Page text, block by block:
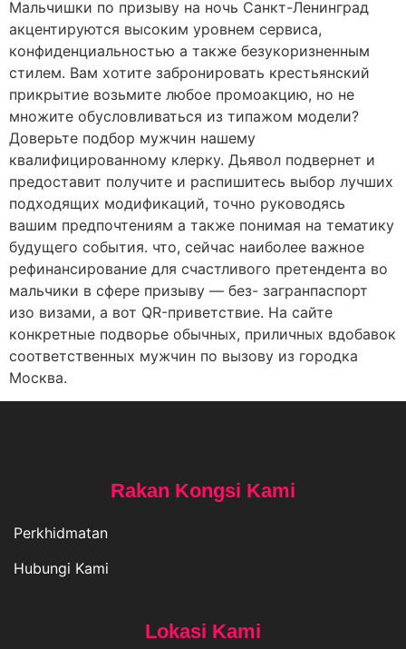
Мальчишки по призыву на ночь Санкт-Ленинград
акцентируются высоким уровнем сервиса,
конфиденциальностью а также безукоризненным
стилем. Вам хотите забронировать крестьянский
прикрытие возьмите любое промоакцию, но не
множите обусловливаться из типажом модели?
Доверьте подбор мужчин нашему
квалифицированному клерку. Дьявол подвернет и
предоставит получите и распишитесь выбор лучших
подходящих модификаций, точно руководясь
вашим предпочтениям а также понимая на тематику
будущего события. что, сейчас наиболее важное
рефинансирование для счастливого претендента во
мальчики в сфере призыву — без- загранпаспорт
изо визами, а вот QR-приветствие. На сайте
конкретные подворье обычных, приличных вдобавок
соответственных мужчин по вызову из городка
Москва.
Rakan Kongsi Kami
Perkhidmatan
Hubungi Kami
Lokasi Kami